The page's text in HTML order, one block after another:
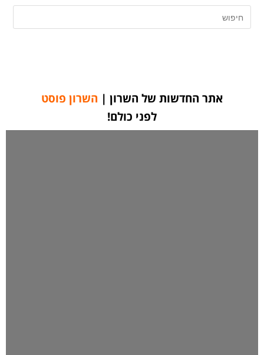
אתר החדשות של השרון | השרון פוסט
לפני כולם!
אתר החדשות המוביל באיזור